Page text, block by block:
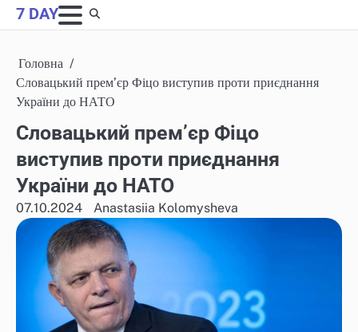
Skip
to
7 DAY
Головна
Словацький прем’єр Фіцо виступив проти приєднання
України до НАТО
Словацький прем’єр Фіцо
виступив проти приєднання
України до НАТО
07.10.2024 Anastasiia Kolomysheva